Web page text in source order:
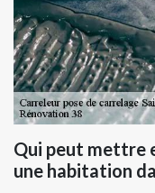
Qui peut mettre
une habitation